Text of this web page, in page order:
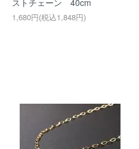
ストチェーン 40cm
1,680円(税込1,848円)